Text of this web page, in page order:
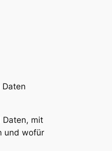
Daten, mit
und wofür